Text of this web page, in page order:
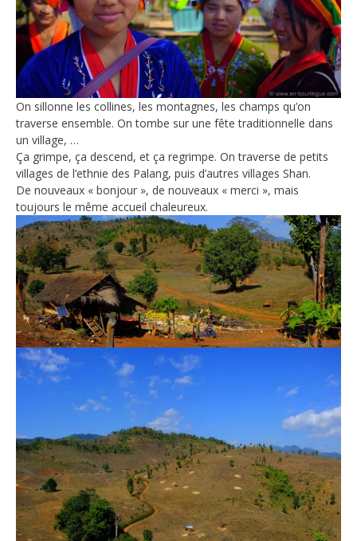
On sillonne les collines, les montagnes, les champs qu’on
traverse ensemble. On tombe sur une fête traditionnelle dans
un village, …
Ça grimpe, ça descend, et ça regrimpe. On traverse de petits
villages de l’ethnie des Palang, puis d’autres villages Shan.
De nouveaux « bonjour », de nouveaux « merci », mais
toujours le même accueil chaleureux.